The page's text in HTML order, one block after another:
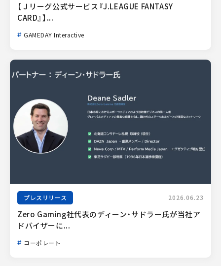
【Ｊリーグ公式サービス『J.LEAGUE FANTASY
CARD』】...
GAMEDAY Interactive
プレスリリース 2026.06.23
Zero Gaming社代表のディーン・サドラー氏が当社ア
ドバイザーに...
コーポレート